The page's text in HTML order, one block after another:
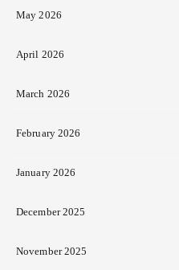
May 2026
April 2026
March 2026
February 2026
January 2026
December 2025
November 2025